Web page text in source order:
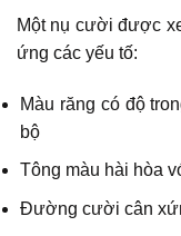
Một nụ cười được
ứng các yếu tố:
Màu răng có độ
bộ
Tông màu hài hòa
Đường cười cân